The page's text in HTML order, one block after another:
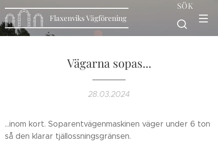
Flaxenviks Vägförening
SÖK
Vägarna sopas...
28.03.2024
...inom kort. Soparentvägenmaskinen väger under 6 ton
så den klarar tjällossningsgränsen.